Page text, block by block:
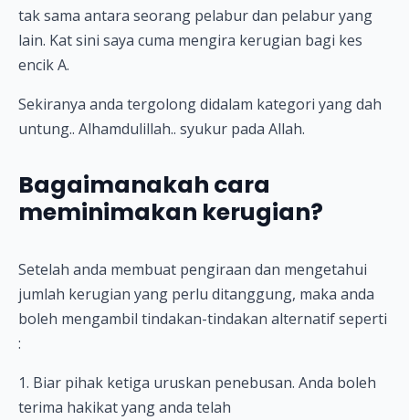
tak sama antara seorang pelabur dan pelabur yang
lain. Kat sini saya cuma mengira kerugian bagi kes
encik A.
Sekiranya anda tergolong didalam kategori yang dah
untung.. Alhamdulillah.. syukur pada Allah.
Bagaimanakah cara
meminimakan kerugian?
Setelah anda membuat pengiraan dan mengetahui
jumlah kerugian yang perlu ditanggung, maka anda
boleh mengambil tindakan-tindakan alternatif seperti
:
1. Biar pihak ketiga uruskan penebusan. Anda boleh
terima hakikat yang anda telah